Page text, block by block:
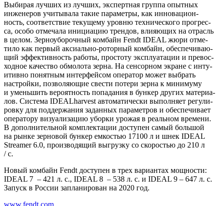
Выби­рая луч­ших из луч­ших, экс­перт­ная груп­па опыт­ных
инже­не­ров учи­ты­ва­ла такие пара­мет­ры, как инно­ва­ци­он­
ность, соот­вет­ствие теку­ще­му уров­ню тех­ни­че­ско­го про­грес­
са, осо­бо отме­ча­ла ини­ци­а­цию трен­дов, вли­я­ю­щих на отрасль
в целом. Зер­но­убо­роч­ный ком­байн Fendt IDEAL жюри отме­
ти­ло как пер­вый аксиально‑роторный ком­байн, обес­пе­чи­ва­ю­
щий эффек­тив­ность рабо­ты, про­сто­ту экс­плу­а­та­ции и пре­вос­
ход­ное каче­ство обмо­ло­та зер­на. На сен­сор­ном экране с инту­
и­тив­но понят­ным интер­фей­сом опе­ра­тор может выбрать
настрой­ки, поз­во­ля­ю­щие све­сти поте­ри зер­на к мини­му­му
и умень­шить веро­ят­ность попа­да­ния в бун­кер дру­гих мате­ри­а­
лов. Систе­ма IDEALharvest авто­ма­ти­че­ски выпол­ня­ет регу­ли­
ров­ку для под­дер­жа­ния задан­ных пара­мет­ров и обес­пе­чи­ва­ет
опе­ра­то­ру визу­а­ли­за­цию убор­ки уро­жая в реаль­ном вре­ме­ни.
В допол­ни­тель­ной ком­плек­та­ции досту­пен самый боль­шой
на рын­ке зер­но­вой бун­кер емко­стью 17100 л и шнек IDEAL
Streamer 6.0, про­из­во­дя­щий выгруз­ку со ско­ро­стью до 210 л
/ с.
Новый ком­байн Fendt досту­пен в трех вари­ан­тах мощ­но­сти:
IDEAL 7 – 421 л. с., IDEAL 8 – 538 л. с. и IDEAL 9 – 647 л. с.
Запуск в Рос­сии запла­ни­ро­ван на 2020 год.
www.fendt.com